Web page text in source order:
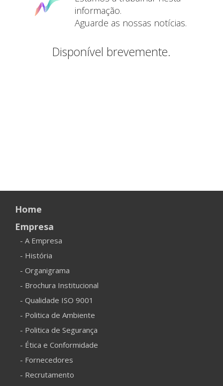
informação.
Aguarde as nossas notícias.
Disponível brevemente.
Home
Empresa
- A Empresa
- História
- Organigrama
- Brochura Institucional
- Qualidade ISO 9001
- Politica de Ambiente
- Politica de Segurança
- Ética e Conformidade
- Fornecedores
- Recrutamento